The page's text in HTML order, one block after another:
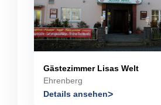
Gästezimmer Lisas Welt
Ehrenberg
Details ansehen